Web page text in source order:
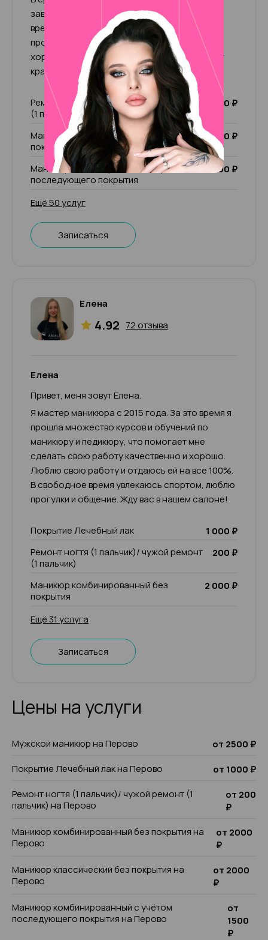
зависимости от сложности ногтей. За это
время, проведенное со мной, вы получите
профессионально выполненную услугу,
хорошее настроение, комфорт и атмосферу
красоты!
Ремонт ногтя (1 пальчик)/ чужой ремонт
(1 пальчик)
200 ₽
Маникюр комбинированный без
покрытия
2 000 ₽
Маникюр комбинированный с учётом
последующего покрытия
1 500 ₽
Ещё 50 услуг
Записаться
Елена
4.92 72 отзыва
Елена
Привет, меня зовут Елена.
Я мастер маникюра с 2015 года. За это время я
прошла множество курсов и обучений по
маникюру и педикюру, что помогает мне
сделать свою работу качественно и хорошо.
Люблю свою работу и отдаюсь ей на все 100%.
В свободное время увлекаюсь спортом, люблю
прогулки и общение. Жду вас в нашем салоне!
Покрытие Лечебный лак
1 000 ₽
Ремонт ногтя (1 пальчик)/ чужой ремонт
(1 пальчик)
200 ₽
Маникюр комбинированный без
покрытия
2 000 ₽
Ещё 31 услуга
Записаться
Цены на услуги
Мужской маникюр на Перово
от 2500 ₽
Покрытие Лечебный лак на Перово
от 1000 ₽
Ремонт ногтя (1 пальчик)/ чужой ремонт (1
пальчик) на Перово
от 200
₽
Маникюр комбинированный без покрытия на
Перово
от 2000
₽
Маникюр классический без покрытия на
Перово
от 2000
₽
Маникюр комбинированный с учётом
последующего покрытия на Перово
от
1500
₽